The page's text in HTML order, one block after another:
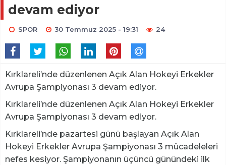
devam ediyor
SPOR 30 Temmuz 2025 - 19:31 24
Kırklareli’nde düzenlenen Açık Alan Hokeyi Erkekler
Avrupa Şampiyonası 3 devam ediyor.
Kırklareli’nde düzenlenen Açık Alan Hokeyi Erkekler
Avrupa Şampiyonası 3 devam ediyor.
Kırklareli’nde pazartesi günü başlayan Açık Alan
Hokeyi Erkekler Avrupa Şampiyonası 3 mücadeleleri
nefes kesiyor. Şampiyonanın üçüncü günündeki ilk